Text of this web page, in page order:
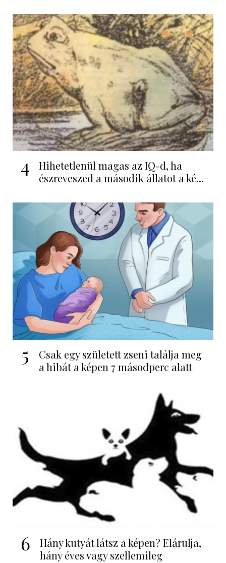
4
Hihetetlenül magas az IQ-d, ha
észreveszed a második állatot a ké...
5
Csak egy született zseni találja meg
a hibát a képen 7 másodperc alatt
6
Hány kutyát látsz a képen? Elárulja,
hány éves vagy szellemileg